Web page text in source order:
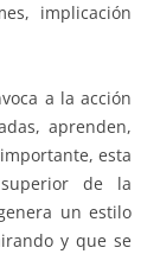
implicación
a la acción
aprenden,
esta
de la
un estilo
y que se